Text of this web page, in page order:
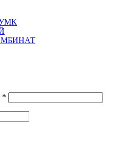
*